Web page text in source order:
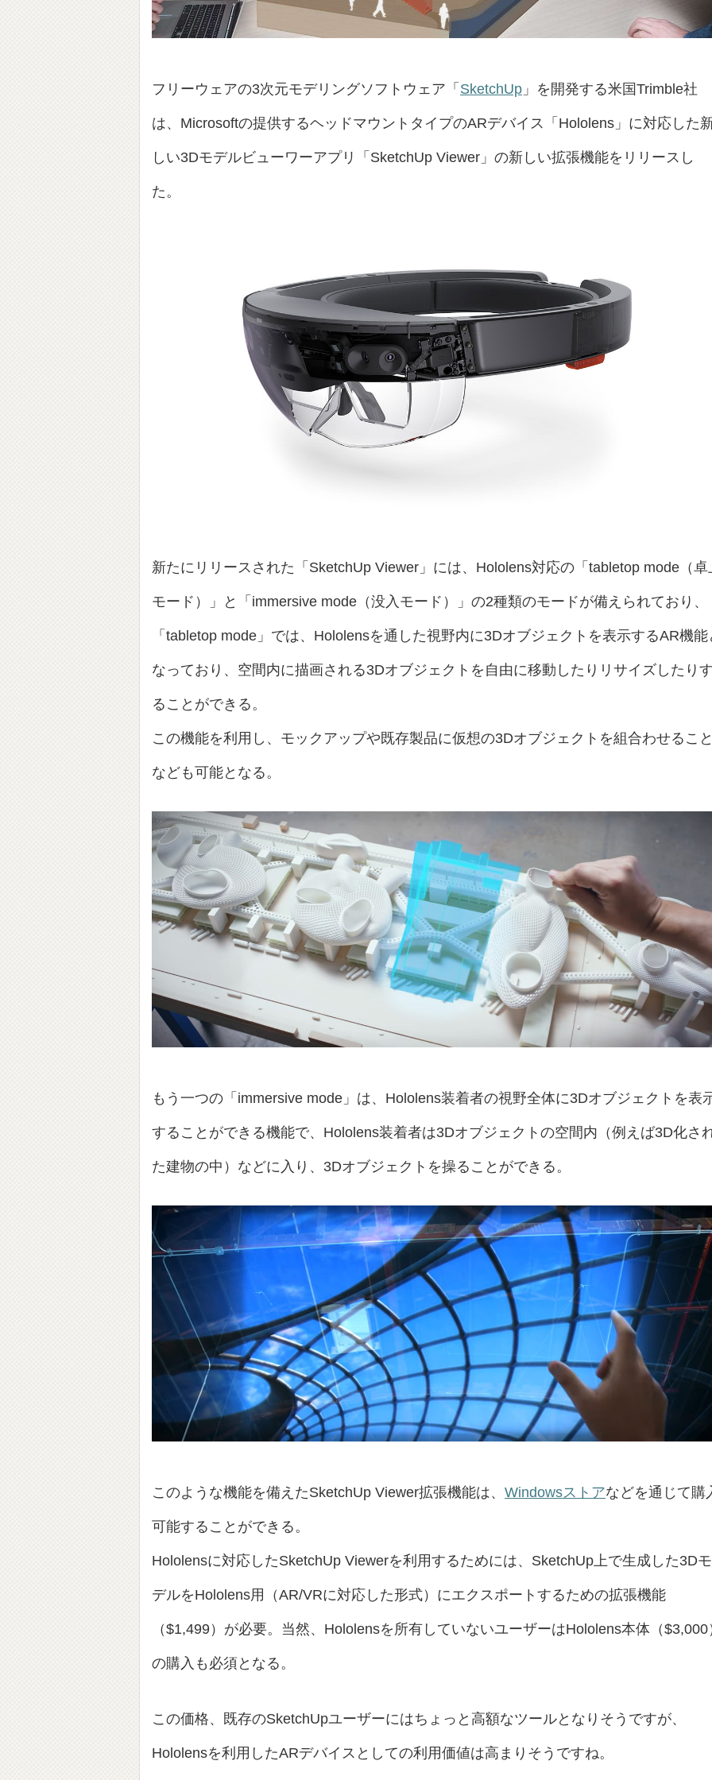
フリーウェアの3次元モデリングソフトウェア「 SketchUp 」を開発する米国Trimble社
は、Microsoftの提供するヘッドマウントタイプのARデバイス「Hololens」に対応した
しい3Dモデルビューワーアプリ「SketchUp Viewer」の新しい拡張機能をリリースし
た。
新たにリリースされた「SketchUp Viewer」には、Hololens対応の「tabletop mode（卓
モード）」と「immersive mode（没入モード）」の2種類のモードが備えられており、
「tabletop mode」では、Hololensを通した視野内に3Dオブジェクトを表示するAR機能
なっており、空間内に描画される3Dオブジェクトを自由に移動したりリサイズしたり
ることができる。
この機能を利用し、モックアップや既存製品に仮想の3Dオブジェクトを組合わせるこ
なども可能となる。
もう一つの「immersive mode」は、Hololens装着者の視野全体に3Dオブジェクトを表
することができる機能で、Hololens装着者は3Dオブジェクトの空間内（例えば3D化さ
た建物の中）などに入り、3Dオブジェクトを操ることができる。
このような機能を備えたSketchUp Viewer拡張機能は、 Windowsストアなどを通じて購
可能することができる。
Hololensに対応したSketchUp Viewerを利用するためには、SketchUp上で生成した3Dモ
デルをHololens用（AR/VRに対応した形式）にエクスポートするための拡張機能
（$1,499）が必要。当然、Hololensを所有していないユーザーはHololens本体（$3,000
の購入も必須となる。
この価格、既存のSketchUpユーザーにはちょっと高額なツールとなりそうですが、
Hololensを利用したARデバイスとしての利用価値は高まりそうですね。